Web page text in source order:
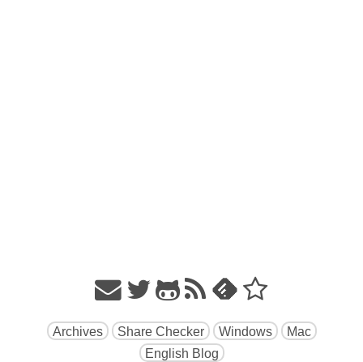
Archives Share Checker Windows
Mac
English Blog